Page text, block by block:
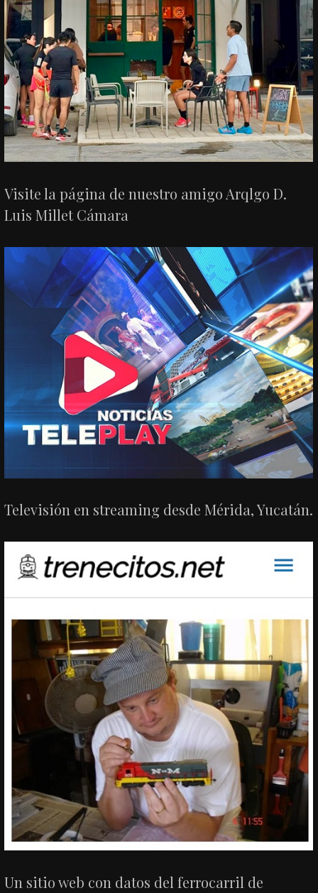
Visite la página de nuestro amigo Arqlgo D.
Luis Millet Cámara
Televisión en streaming desde Mérida, Yucatán.
Un sitio web con datos del ferrocarril de